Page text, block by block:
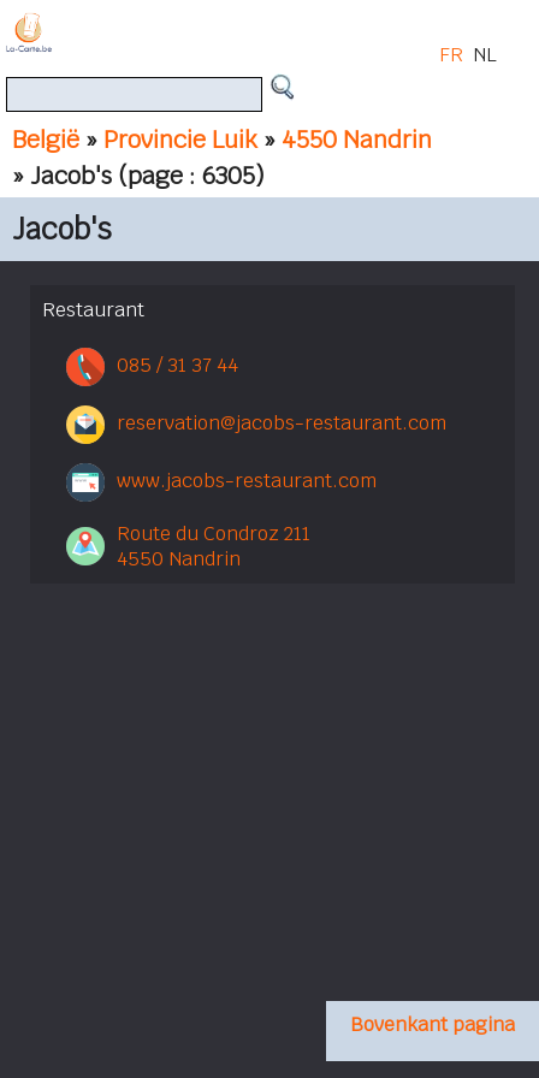
België » Provincie Luik» 4550 Nandrin
» Jacob's (page : 6305)
FR NL
Jacob's
Restaurant
085 / 31 37 44
reservation@jacobs-restaurant.com
www.jacobs-restaurant.com
Route du Condroz 211
4550 Nandrin
Bovenkant pagina